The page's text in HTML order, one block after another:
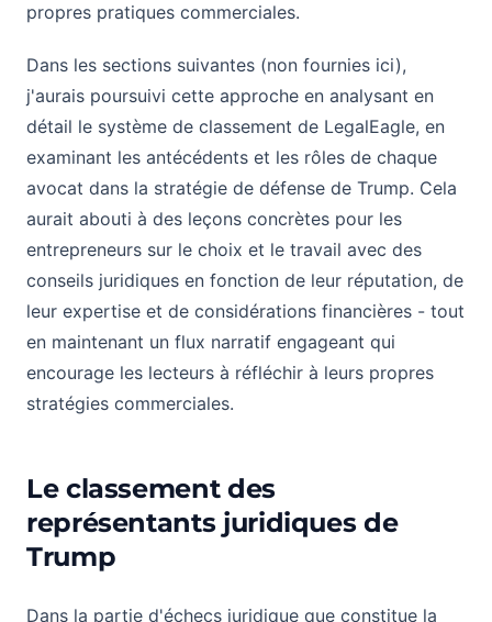
propres pratiques commerciales.
Dans les sections suivantes (non fournies ici),
j'aurais poursuivi cette approche en analysant en
détail le système de classement de LegalEagle, en
examinant les antécédents et les rôles de chaque
avocat dans la stratégie de défense de Trump. Cela
aurait abouti à des leçons concrètes pour les
entrepreneurs sur le choix et le travail avec des
conseils juridiques en fonction de leur réputation, de
leur expertise et de considérations financières - tout
en maintenant un flux narratif engageant qui
encourage les lecteurs à réfléchir à leurs propres
stratégies commerciales.
Le classement des
représentants juridiques de
Trump
Dans la partie d'échecs juridique que constitue la